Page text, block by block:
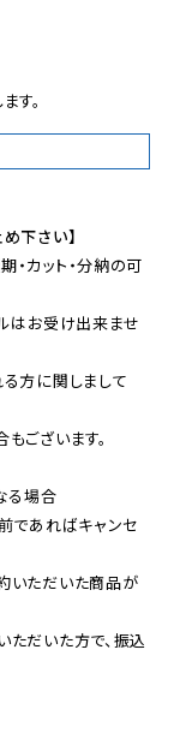
す。
下さい】
カット・分納の可
はお受け出来ませ
方に関しまして
ございます。
る場合
であればキャンセ
いただいた商品が
ただいた方で、振込